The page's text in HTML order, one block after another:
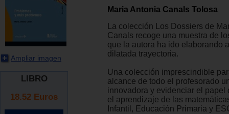
Ampliar imagen
LIBRO
18.52 Euros
Maria Antonia Canals Tolosa
La colección Los Dossiers de
Canals recoge una muestra de
que la autora ha ido elaborando
dilatada trayectoria.
Una colección imprescindible
alcance de todo el profesorado
innovadora y evidenciar el papel
el aprendizaje de las
Infantil, Educación Primaria y